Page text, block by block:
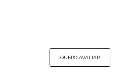
QUERO AVALIAR